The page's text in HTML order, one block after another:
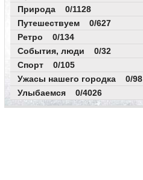
Природа 0/1128
Путешествуем 0/627
Ретро 0/134
События, люди 0/32
Спорт 0/105
Ужасы нашего городка 0/98
Улыбаемся 0/4026